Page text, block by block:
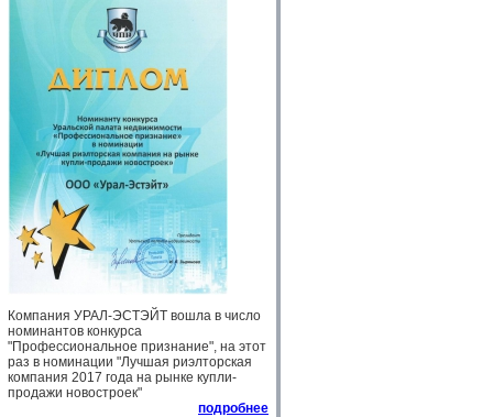
Компания УРАЛ-ЭСТЭЙТ вошла в число
номинантов конкурса
"Профессиональное признание", на этот
раз в номинации "Лучшая риэлторская
компания 2017 года на рынке купли-
продажи новостроек"
подробнее